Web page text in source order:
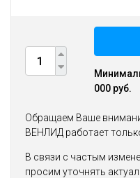
000 руб.
Обращаем Ваше
ВЕНЛИД работает
В связи с частым
просим уточнять